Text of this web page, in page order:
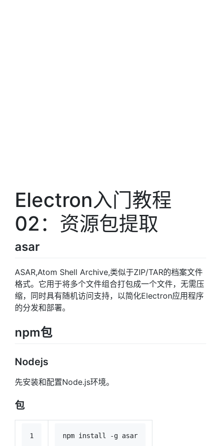
Electron入门教程
02：资源包提取
asar
ASAR,Atom Shell Archive,类似于ZIP/TAR的档案文件
格式。它用于将多个文件组合打包成一个文件，无需压
缩，同时具有随机访问支持，以简化Electron应用程序
的分发和部署。
npm包
Nodejs
先安装和配置Node.js环境。
包
1 npm install -g asar